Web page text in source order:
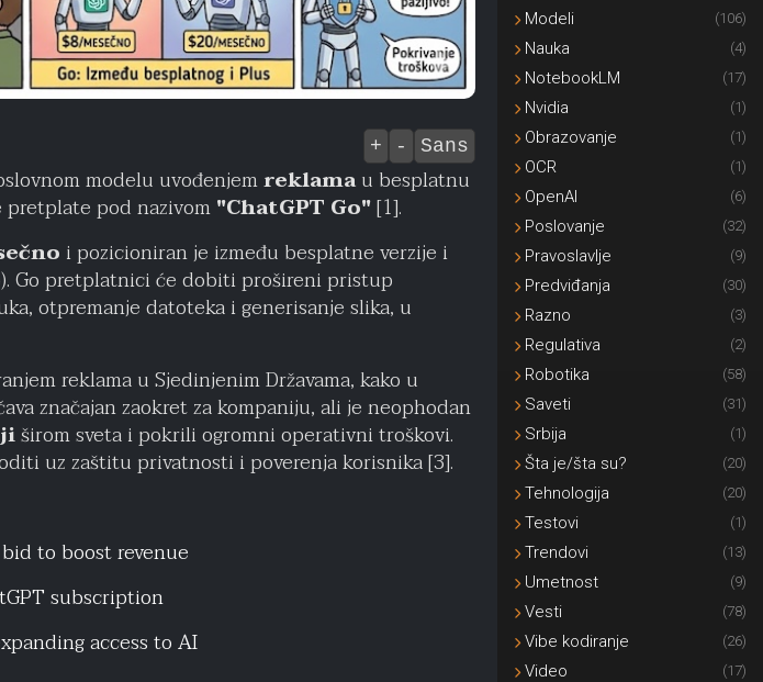
+ - Sans
modelu uvođenjemreklamau besplatnu
pretplate pod nazivom"ChatGPT Go"[1].
i pozicioniran je između besplatne verzije i
Go pretplatnici će dobiti prošireni pristup
otpremanje datoteka i generisanje slika, u
reklama u Sjedinjenim Državama, kako u
značajan zaokret za kompaniju, ali je neophodan
širom sveta i pokrili ogromni operativni troškovi.
uz zaštitu privatnosti i poverenja korisnika [3].
to boost revenue
subscription
access to AI
Modeli (106)
Nauka (4)
NotebookLM (17)
Nvidia (1)
Obrazovanje (1)
OCR (1)
OpenAI (6)
Poslovanje (32)
Pravoslavlje (9)
Predviđanja (30)
Razno (3)
Regulativa (2)
Robotika (58)
Saveti (31)
Srbija (1)
Šta je/šta su? (20)
Tehnologija (20)
Testovi (1)
Trendovi (13)
Umetnost (9)
Vesti (78)
Vibe kodiranje (26)
Video (17)